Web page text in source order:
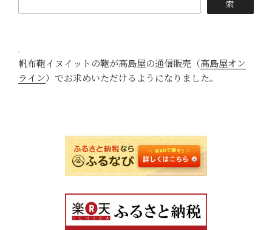
の
e
t
i
k
索
帆布鞄イヌイットの鞄が高島屋の通信販売（高島屋オン
ライン）でお求めいただけるようになりました。